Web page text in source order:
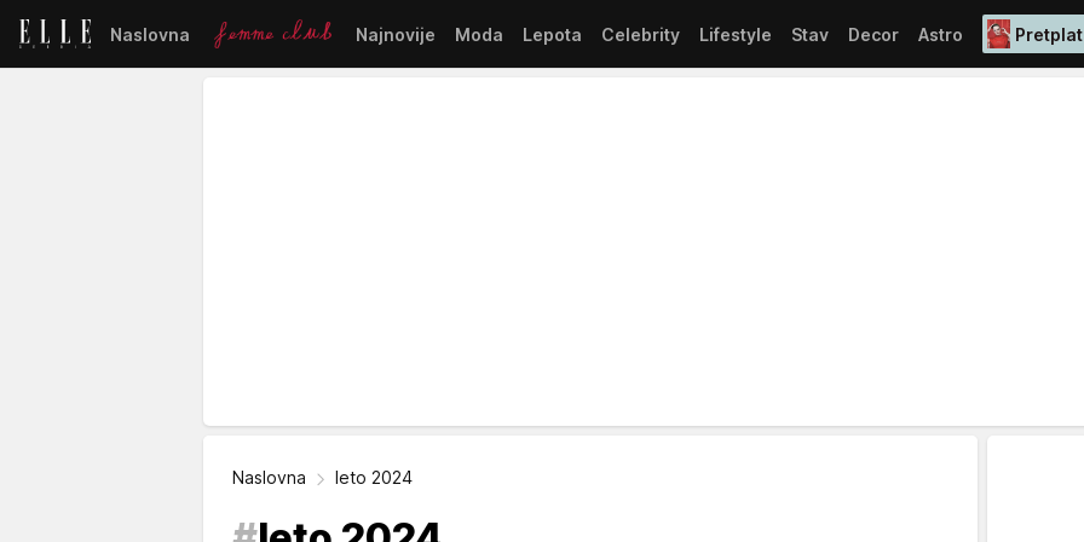
Naslovna Najnovije Moda Lepota Celebrity Lifestyle Stav Decor Astro
Naslovna leto 2024